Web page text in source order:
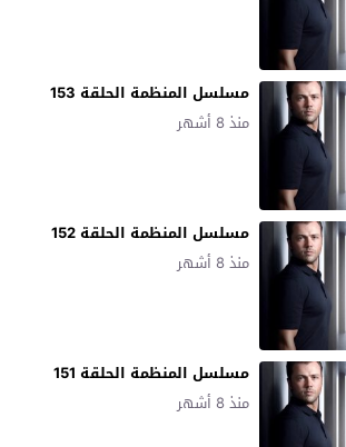
مسلسل المنظمة الحلقة 153
منذ 8 أشهر
مسلسل المنظمة الحلقة 152
منذ 8 أشهر
مسلسل المنظمة الحلقة 151
منذ 8 أشهر